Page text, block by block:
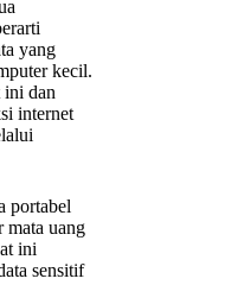
yang
kecil.
ini dan
internet
portabel
mata uang
ini
sensitif